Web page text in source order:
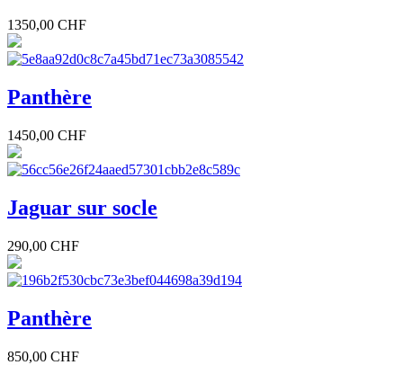
1350,00 CHF
Panthère
1450,00 CHF
Jaguar sur socle
290,00 CHF
Panthère
850,00 CHF